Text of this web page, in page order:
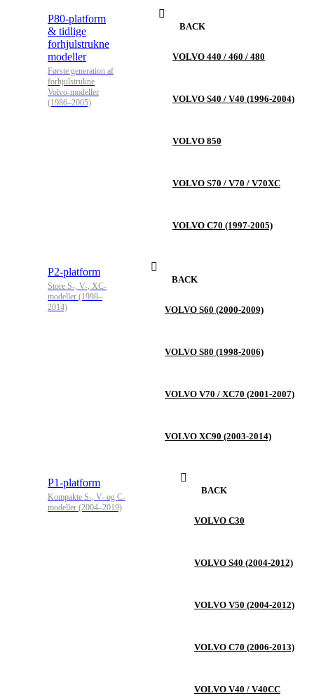
P80-platform
& tidlige
forhjulstrukne
modeller
Første generation af
forhjulstrukne
Volvo-modeller
(1986–2005)
BACK
VOLVO 440 / 460 / 480
VOLVO S40 / V40 (1996-2004)
VOLVO 850
VOLVO S70 / V70 / V70XC
VOLVO C70 (1997-2005)
P2-platform
Store S-, V-, XC-
modeller (1998–
2014)
BACK
VOLVO S60 (2000-2009)
VOLVO S80 (1998-2006)
VOLVO V70 / XC70 (2001-2007)
VOLVO XC90 (2003-2014)
P1-platform
Kompakte S-, V- og C-
modeller (2004–2019)
BACK
VOLVO C30
VOLVO S40 (2004-2012)
VOLVO V50 (2004-2012)
VOLVO C70 (2006-2013)
VOLVO V40 / V40CC